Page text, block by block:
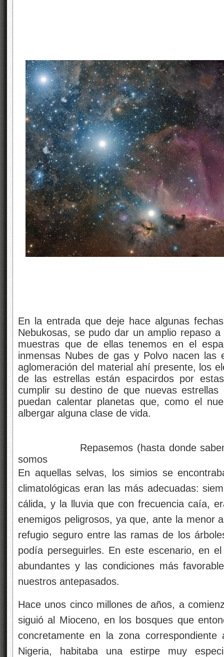
En la entrada que deje hace algunas
Nebukosas, se pudo dar un amplio repaso
muestras que de ellas tenemos en el
inmensas Nubes de gas y Polvo nacen las
aglomeración del material ahí presente, los
de las estrellas están espacirdos por
cumplir su destino de que nuevas
puedan calentar planetas que, como el
albergar alguna clase de vida.
Repasemos (hasta donde
somos
En aquellas selvas, los simios se
climatológicas eran las más adecuadas:
cálida, y la lluvia que con frecuencia caía,
enemigos peligrosos, ya que, ante la menor
refugio seguro entre las ramas de los
podía perseguirles. En este escenario, en
abundantes y las condiciones más
nuestros antepasados.
Hace unos cinco millones de años, a
siguió al Mioceno, en los bosques que
concretamente en la zona
Nigeria, habitaba una estirpe muy